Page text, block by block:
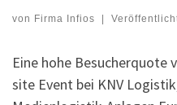
von Firma Infios |
Eine hohe Besucherquote
site Event bei KNV